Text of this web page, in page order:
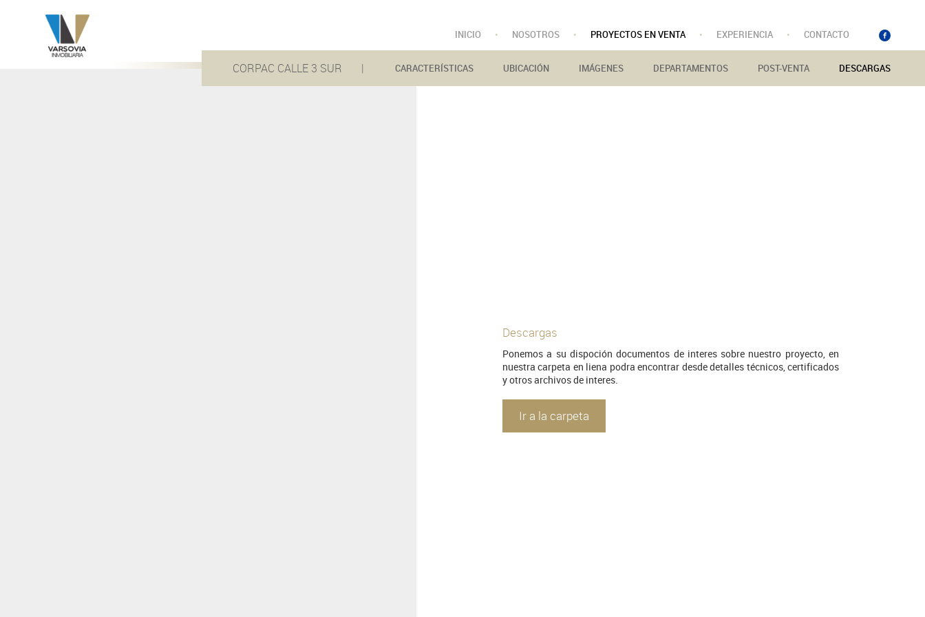
INICIO • NOSOTROS • PROYECTOS EN VENTA • EXPERIENCIA • CONTACTO
CORPAC CALLE 3 SUR | CARACTERÍSTICAS UBICACIÓN IMÁGENES DEPARTAMENTOS POST-VENTA DESCARGAS
Descargas
Ponemos a su dispoción documentos de interes sobre nuestro proyecto, en
nuestra carpeta en liena podra encontrar desde detalles técnicos, certificados
y otros archivos de interes.
Ir a la carpeta